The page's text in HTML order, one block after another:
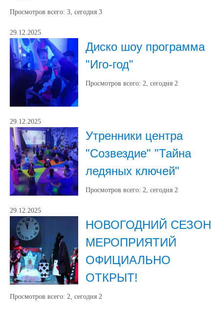
Просмотров всего: 3, сегодня 3
29.12.2025
Диско шоу программа
"Иго-год"
Просмотров всего: 2, сегодня 2
29.12.2025
Утренники центра
"Созвездие" "Тайна
ледяных ключей"
Просмотров всего: 2, сегодня 2
29.12.2025
НОВОГОДНИЙ СЕЗОН
МЕРОПРИЯТИЙ
ОФИЦИАЛЬНО
ОТКРЫТ!
Просмотров всего: 2, сегодня 2